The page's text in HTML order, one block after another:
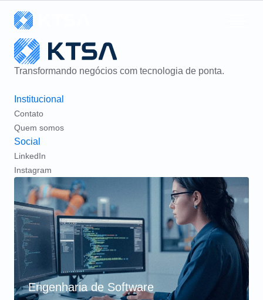
Transformando negócios com tecnologia de ponta.
Institucional
Contato
Quem somos
Social
LinkedIn
Instagram
Engenharia de Software